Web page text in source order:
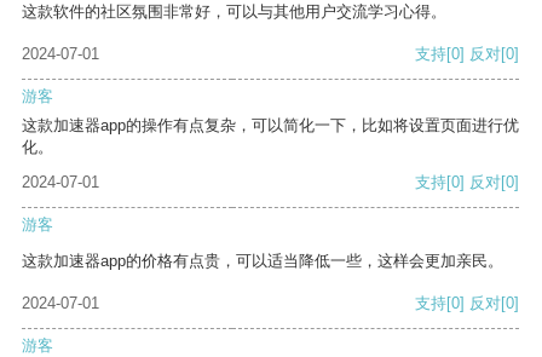
这款软件的社区氛围非常好，可以与其他用户交流学习心得。
2024-07-01 支持[0] 反对[0]
游客
这款加速器app的操作有点复杂，可以简化一下，比如将设置页面进行优
化。
2024-07-01
支持[0] 反对[0]
游客
这款加速器app的价格有点贵，可以适当降低一些，这样会更加亲民。
2024-07-01 支持[0] 反对[0]
游客